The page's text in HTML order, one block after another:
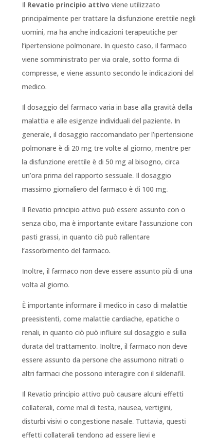
Il Revatio principio attivo viene utilizzato
principalmente per trattare la disfunzione erettile negli
uomini, ma ha anche indicazioni terapeutiche per
l’ipertensione polmonare. In questo caso, il farmaco
viene somministrato per via orale, sotto forma di
compresse, e viene assunto secondo le indicazioni del
medico.
Il dosaggio del farmaco varia in base alla gravità della
malattia e alle esigenze individuali del paziente. In
generale, il dosaggio raccomandato per l’ipertensione
polmonare è di 20 mg tre volte al giorno, mentre per
la disfunzione erettile è di 50 mg al bisogno, circa
un’ora prima del rapporto sessuale. Il dosaggio
massimo giornaliero del farmaco è di 100 mg.
Il Revatio principio attivo può essere assunto con o
senza cibo, ma è importante evitare l’assunzione con
pasti grassi, in quanto ciò può rallentare
l’assorbimento del farmaco.
Inoltre, il farmaco non deve essere assunto più di una
volta al giorno.
È importante informare il medico in caso di malattie
preesistenti, come malattie cardiache, epatiche o
renali, in quanto ciò può influire sul dosaggio e sulla
durata del trattamento. Inoltre, il farmaco non deve
essere assunto da persone che assumono nitrati o
altri farmaci che possono interagire con il sildenafil.
Il Revatio principio attivo può causare alcuni effetti
collaterali, come mal di testa, nausea, vertigini,
disturbi visivi o congestione nasale. Tuttavia, questi
effetti collaterali tendono ad essere lievi e